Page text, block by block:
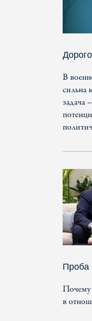
В
сильна
задача
Проба
Почему
в